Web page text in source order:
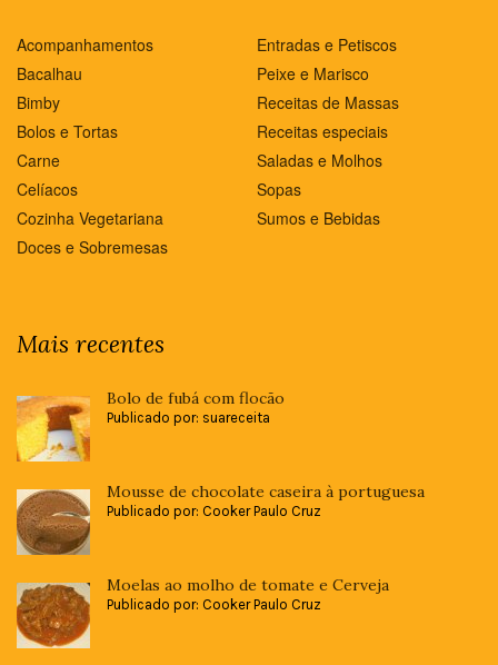
Acompanhamentos
Bacalhau
Bimby
Bolos e Tortas
Carne
Celíacos
Cozinha Vegetariana
Doces e Sobremesas
Entradas e Petiscos
Peixe e Marisco
Receitas de Massas
Receitas especiais
Saladas e Molhos
Sopas
Sumos e Bebidas
Mais recentes
Bolo de fubá com flocão
Publicado por: suareceita
Mousse de chocolate caseira à portuguesa
Publicado por: Cooker Paulo Cruz
Moelas ao molho de tomate e Cerveja
Publicado por: Cooker Paulo Cruz